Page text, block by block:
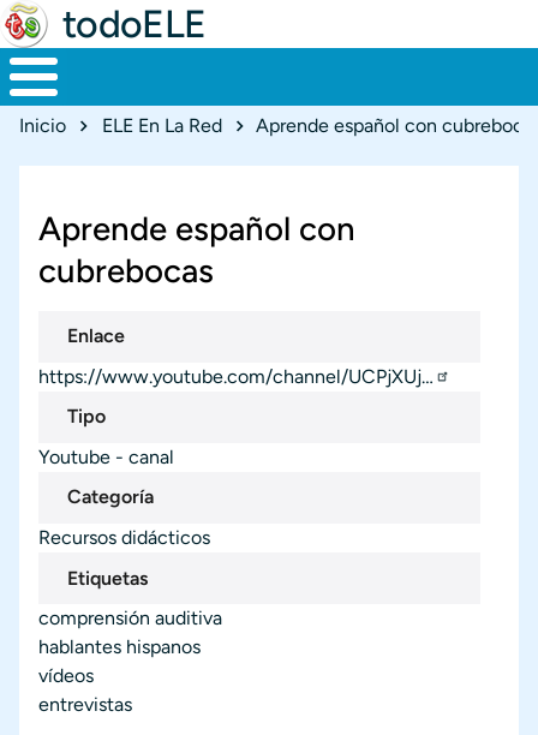
todoELE
Ruta de navegación
Inicio ELE En La Red Aprende español con
Aprende español con
cubrebocas
Enlace
https://www.youtube.com/channel/UCPjXUj…
Tipo
Youtube - canal
Categoría
Recursos didácticos
Etiquetas
comprensión auditiva
hablantes hispanos
vídeos
entrevistas